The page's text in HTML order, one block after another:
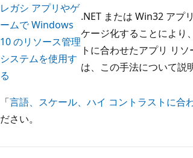
レガシ アプリやゲ
ームで Windows
10 のリソース管理
システムを使用す
る
.NET または Win32 アプ
ケージ化することにより
トに合わせたアプリ リ
は、この手法について説
「言語、スケール、ハイ コントラストに合
ださい。